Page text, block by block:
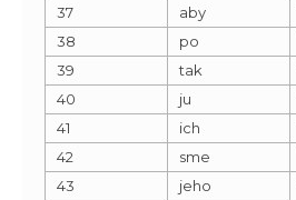
37
aby
38
po
39
tak
40
ju
41
ich
42
sme
43
jeho